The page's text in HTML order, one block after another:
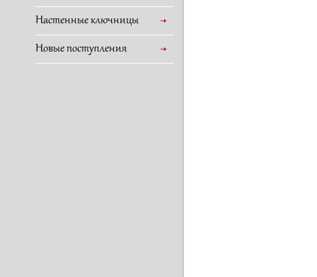
Настенные ключницы
Новые поступления